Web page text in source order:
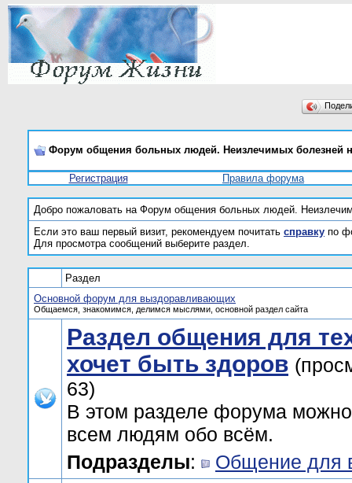
Форум общения больных людей. Неизлечимых болезней
Регистрация Правила форума
Добро пожаловать на Форум общения больных людей.
Если это ваш первый визит, рекомендуем почитать справку по
Для просмотра сообщений выберите раздел.
Раздел
Основной форум для выздоравливающих
Общаемся, знакомимся, делимся мыслями, основной раздел сайта
Раздел общения для
хочет быть здоров
63)
В этом разделе форума
всем людям обо всём.
Подразделы: Общение для